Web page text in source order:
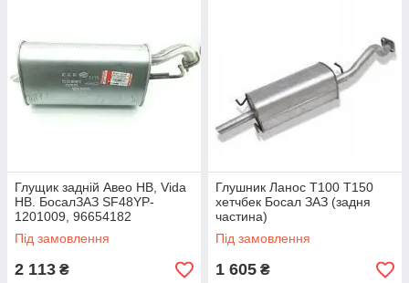
Глущик задній Авео HB, Vida
HB. БосалЗАЗ SF48YP-
1201009, 96654182
Під замовлення
2 113 ₴
Глушник Ланос T100 T150
хетчбек Босал ЗАЗ (задня
частина)
Під замовлення
1 605 ₴